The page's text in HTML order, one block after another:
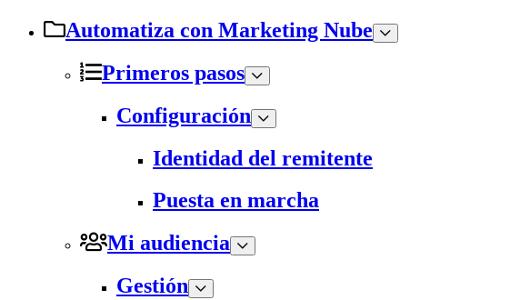
Automatiza con Marketing Nube
Primeros pasos
Configuración
Identidad del remitente
Puesta en marcha
Mi audiencia
Gestión